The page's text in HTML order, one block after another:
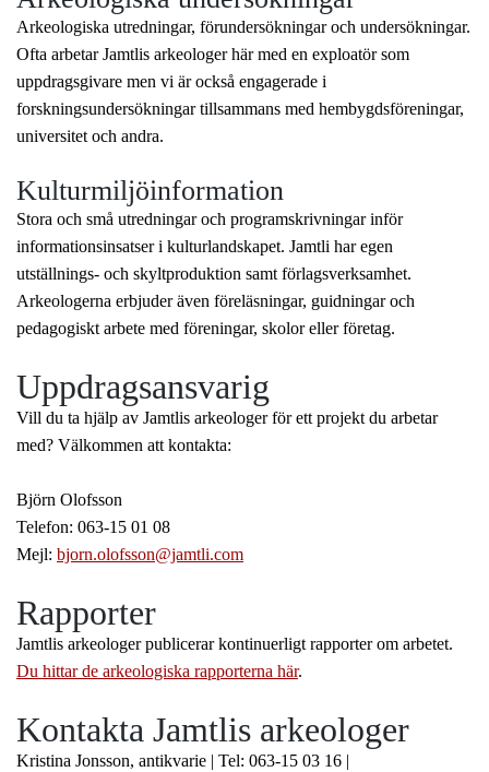
Arkeologiska utredningar, förundersökningar och undersökningar.
Ofta arbetar Jamtlis arkeologer här med en exploatör som
uppdragsgivare men vi är också engagerade i
forskningsundersökningar tillsammans med hembygdsföreningar,
universitet och andra.
Kulturmiljöinformation
Stora och små utredningar och programskrivningar inför
informationsinsatser i kulturlandskapet. Jamtli har egen
utställnings- och skyltproduktion samt förlagsverksamhet.
Arkeologerna erbjuder även föreläsningar, guidningar och
pedagogiskt arbete med föreningar, skolor eller företag.
Uppdragsansvarig
Vill du ta hjälp av Jamtlis arkeologer för ett projekt du arbetar
med? Välkommen att kontakta:
Björn Olofsson
Telefon: 063-15 01 08
Mejl: bjorn.olofsson@jamtli.com
Rapporter
Jamtlis arkeologer publicerar kontinuerligt rapporter om arbetet.
Du hittar de arkeologiska rapporterna här.
Kontakta Jamtlis arkeologer
Kristina Jonsson, antikvarie | Tel: 063-15 03 16 |